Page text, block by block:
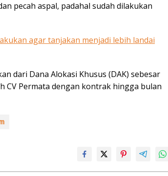
pecah aspal, padahal sudah dilakukan
agar tanjakan menjadi lebih landai
dari Dana Alokasi Khusus (DAK) sebesar
CV Permata dengan kontrak hingga bulan